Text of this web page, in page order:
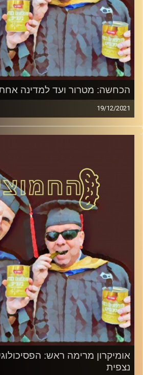
הכחשה: מטרור ועד למדינה
19/12/2021
המערכת הפוליטית על ספת הפסיכולוג,
דוד ופרופסור גלעד הירשברגר
אומיקרון מרימה ראש:
נצפית